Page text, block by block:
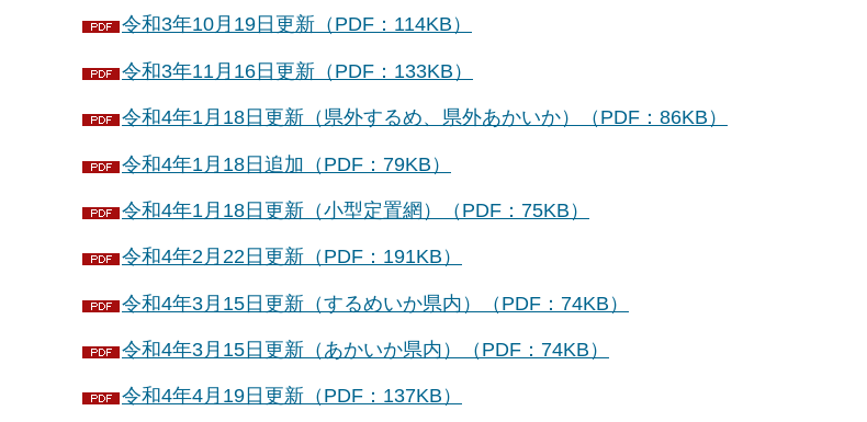
令和3年10月19日更新（PDF：114KB）
令和3年11月16日更新（PDF：133KB）
令和4年1月18日更新（県外するめ、県外あかいか）（PDF：86KB）
令和4年1月18日追加（PDF：79KB）
令和4年1月18日更新（小型定置網）（PDF：75KB）
令和4年2月22日更新（PDF：191KB）
令和4年3月15日更新（するめいか県内）（PDF：74KB）
令和4年3月15日更新（あかいか県内）（PDF：74KB）
令和4年4月19日更新（PDF：137KB）